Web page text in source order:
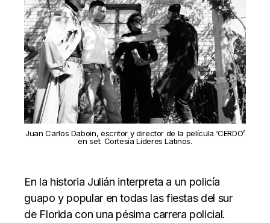
Juan Carlos Daboin, escritor y director de la película ‘CERDO’
en set. Cortesía Líderes Latinos.
En la historia Julián interpreta a un policía
guapo y popular en todas las fiestas del sur
de Florida con una pésima carrera policial.